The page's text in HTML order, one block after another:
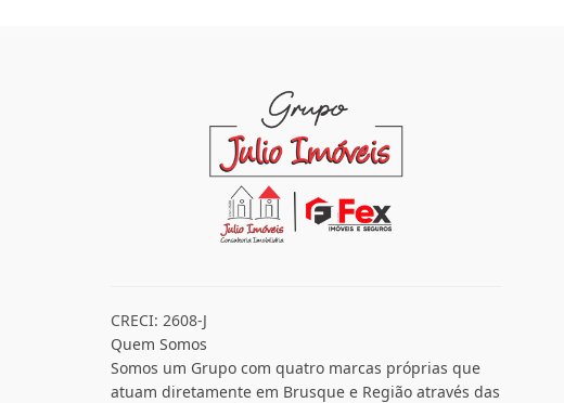
CRECI: 2608-J
Quem Somos
Somos um Grupo com quatro marcas próprias que
atuam diretamente em Brusque e Região através das